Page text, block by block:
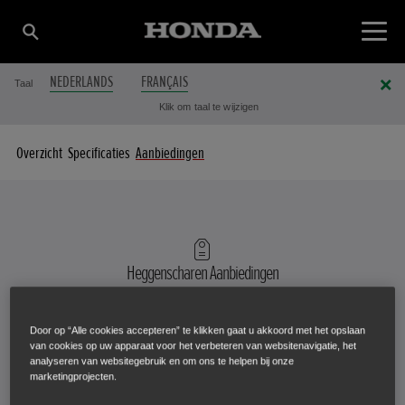
Taal NEDERLANDS FRANÇAIS
Klik om taal te wijzigen
Overzicht Specificaties Aanbiedingen
HeggenscharenAanbiedingen
Door op “Alle cookies accepteren” te klikken gaat u akkoord met het opslaan
van cookies op uw apparaat voor het verbeteren van websitenavigatie, het
analyseren van websitegebruik en om ons te helpen bij onze
marketingprojecten.